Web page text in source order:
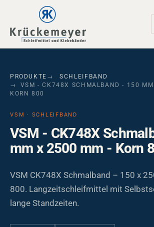
Skip to main navigation
Skip to main content
Skip to page footer
PRODUKTE
SCHLEIFBAND
VSM - CK748X SCHMALBAND - 150
KORN 800
VSM · SCHLEIFBAND
VSM - CK748X
mm x 2500 mm - Korn
VSM CK748X Schmalband – 150 x
800. Langzeitschleifmittel mit
lange Standzeiten.